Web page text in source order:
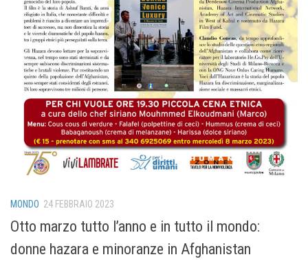
MONDO 24 FEBBRAIO 2023
Otto marzo tutto l’anno e in tutto il mondo:
donne hazara e minoranze in Afghanistan